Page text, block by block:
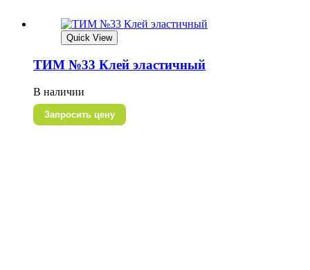
Quick View
ТИМ №33 Клей эластичный
В наличии
Запросить цену